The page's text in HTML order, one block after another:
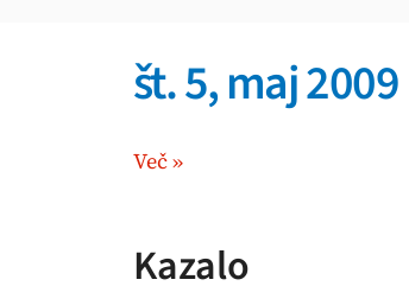
št. 5, maj 2009
Več »
Kazalo